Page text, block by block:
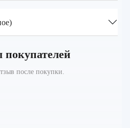
после покупки.